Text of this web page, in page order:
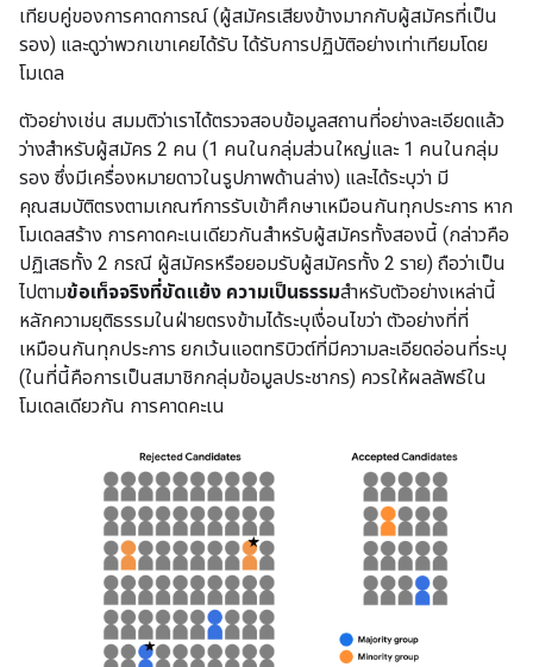
เทียบคู่ของการคาดการณ์ (ผู้สมัครเสียงข้างมากกับผู้สมัครที่เป็น
รอง) และดูว่าพวกเขาเคยได้รับ ได้รับการปฏิบัติอย่างเท่าเทียมโดย
โมเดล
ตัวอย่างเช่น สมมติว่าเราได้ตรวจสอบข้อมูลสถานที่อย่างละเอียดแล้ว
ว่างสำหรับผู้สมัคร 2 คน (1 คนในกลุ่มส่วนใหญ่และ 1 คนในกลุ่ม
รอง ซึ่งมีเครื่องหมายดาวในรูปภาพด้านล่าง) และได้ระบุว่า มี
คุณสมบัติตรงตามเกณฑ์การรับเข้าศึกษาเหมือนกันทุกประการ หาก
โมเดลสร้าง การคาดคะเนเดียวกันสำหรับผู้สมัครทั้งสองนี้ (กล่าวคือ
ปฏิเสธทั้ง 2 กรณี ผู้สมัครหรือยอมรับผู้สมัครทั้ง 2 ราย) ถือว่าเป็น
ไปตามข้อเท็จจริงที่ขัดแย้ง ความเป็นธรรมสำหรับตัวอย่างเหล่านี้
หลักความยุติธรรมในฝ่ายตรงข้ามได้ระบุเงื่อนไขว่า ตัวอย่างที่ที่
เหมือนกันทุกประการ ยกเว้นแอตทริบิวต์ที่มีความละเอียดอ่อนที่ระบุ
(ในที่นี้คือการเป็นสมาชิกกลุ่มข้อมูลประชากร) ควรให้ผลลัพธ์ใน
โมเดลเดียวกัน การคาดคะเน